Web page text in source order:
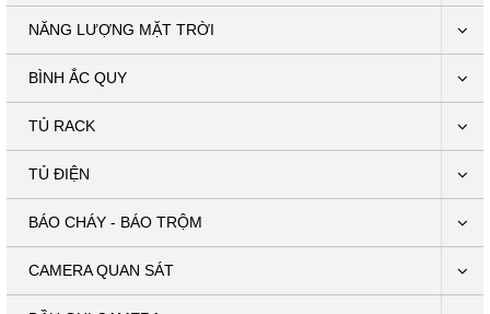
NĂNG LƯỢNG MẶT TRỜI
BÌNH ẮC QUY
TỦ RACK
TỦ ĐIỆN
BÁO CHÁY - BÁO TRỘM
CAMERA QUAN SÁT